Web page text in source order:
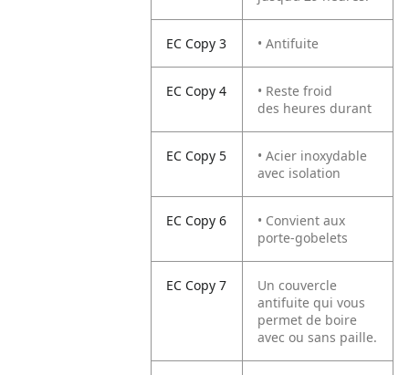
EC Copy 3 • Antifuite
EC Copy 4
• Reste froid
des heures durant
EC Copy 5
• Acier inoxydable
avec isolation
EC Copy 6
• Convient aux
porte-gobelets
EC Copy 7
Un couvercle
antifuite qui vous
permet de boire
avec ou sans paille.